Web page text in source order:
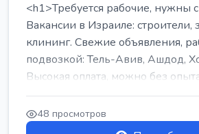
<h1>Требуется рабочие, нужны
Вакансии в Израиле: строители,
клининг. Свежие объявления,
подвозкой: Тель-Авив, Ашдод,
Высокая оплата, можно без
...
48 просмотров